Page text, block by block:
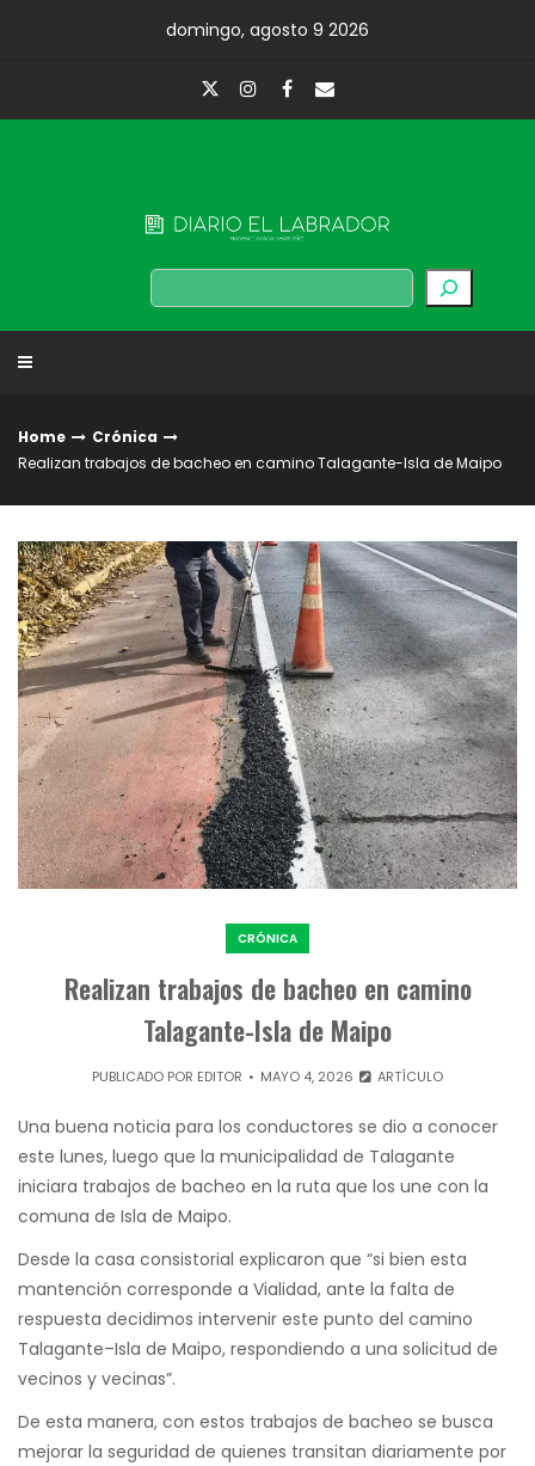
domingo, agosto 9 2026
Buscar
Home
Crónica
Realizan trabajos de bacheo en camino Talagante-Isla de Maipo
CRÓNICA
Realizan trabajos de bacheo en camino
Talagante-Isla de Maipo
PUBLICADO POR EDITOR MAYO 4, 2026 ARTÍCULO
Una buena noticia para los conductores se dio a conocer
este lunes, luego que la municipalidad de Talagante
iniciara trabajos de bacheo en la ruta que los une con la
comuna de Isla de Maipo.
Desde la casa consistorial explicaron que “si bien esta
mantención corresponde a Vialidad, ante la falta de
respuesta decidimos intervenir este punto del camino
Talagante–Isla de Maipo, respondiendo a una solicitud de
vecinos y vecinas”.
De esta manera, con estos trabajos de bacheo se busca
mejorar la seguridad de quienes transitan diariamente por